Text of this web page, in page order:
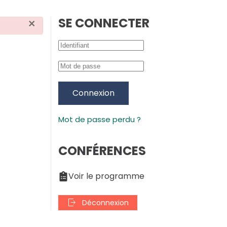
× SE CONNECTER
Connexion
Mot de passe perdu ?
CONFÉRENCES
Voir le programme
Déconnexion